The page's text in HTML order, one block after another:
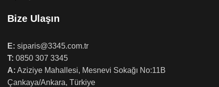
Bize Ulaşın
E: siparis@3345.com.tr
T: 0850 307 3345
A: Aziziye Mahallesi, Mesnevi Sokağı No:11B
Çankaya/Ankara, Türkiye